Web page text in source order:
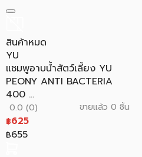
สินค้าหมด
YU
แชมพูอาบน้ำสัตว์เลี้ยง YU
PEONY ANTI BACTERIA
400 ...
0.0 (0) ขายแล้ว 0 ชิ้น
฿625
฿655